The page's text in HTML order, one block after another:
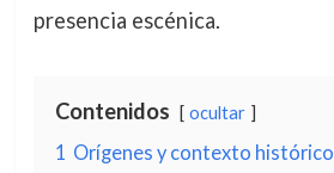
presencia escénica.
Contenidos ocultar
1 Orígenes y contexto histórico